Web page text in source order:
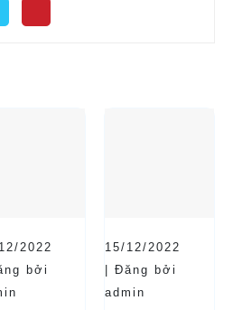
2022
bởi
15/12/2022
| Đăng bởi
admin